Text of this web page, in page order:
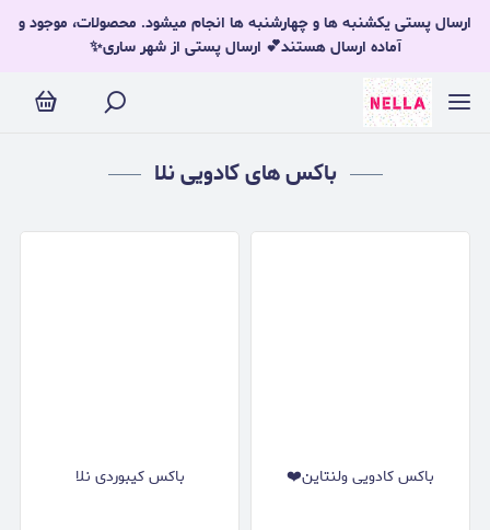
ارسال پستی یکشنبه ها و چهارشنبه ها انجام میشود. محصولات، موجود و
آماده ارسال هستند💕 ارسال پستی از شهر ساری✨
باکس های کادویی نلا
باکس کادویی ولنتاین❤️ باکس کیبوردی نلا